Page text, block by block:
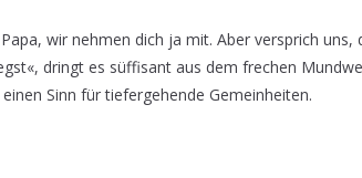
wir nehmen dich ja mit. Aber versprich
dringt es süffisant aus dem frechen
Sinn für tiefergehende Gemeinheiten.